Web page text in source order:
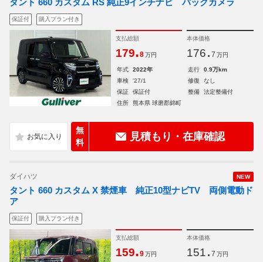
タント 660 カスタム RS 純正9インチナビ バックカメラ
保証付 購入プラン付き
支払総額
179.8 万円
本体価格
176. 7 万円
年式 2022年 走行
0.9万km
車検
'27/1 修復
なし
保証
保証付 整備
法定整備付
住所
熊本県 球磨郡錦町
無
料
見積もり・在庫確認
NEW
ダイハツ
タント 660 カスタム X 禁煙車 純正10型ナビTV 両側電動ド
ア
保証付 購入プラン付き
支払総額
159.9 万円
本体価格
151. 7 万円